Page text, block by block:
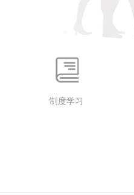
制度学习